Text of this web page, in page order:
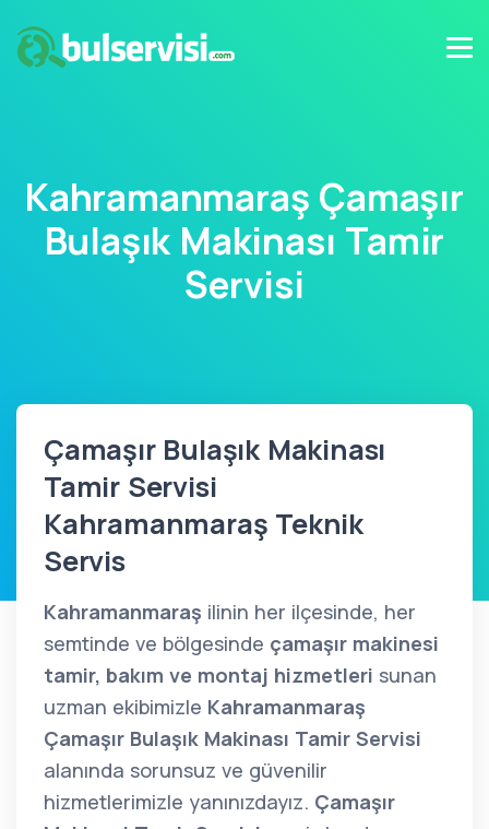
Kahramanmaraş Çamaşır
Bulaşık Makinası Tamir
Servisi
Çamaşır Bulaşık Makinası
Tamir Servisi
Kahramanmaraş Teknik
Servis
Kahramanmaraş ilinin her ilçesinde, her
semtinde ve bölgesinde çamaşır makinesi
tamir, bakım ve montaj hizmetleri sunan
uzman ekibimizle Kahramanmaraş
Çamaşır Bulaşık Makinası Tamir Servisi
alanında sorunsuz ve güvenilir
hizmetlerimizle yanınızdayız. Çamaşır